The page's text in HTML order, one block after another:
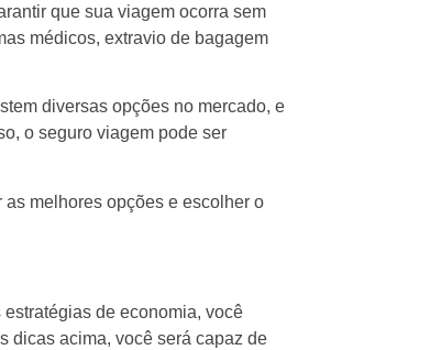
que sua viagem ocorra sem
médicos, extravio de bagagem
diversas opções no mercado, e
o seguro viagem pode ser
melhores opções e escolher o
de economia, você
dicas acima, você será capaz de